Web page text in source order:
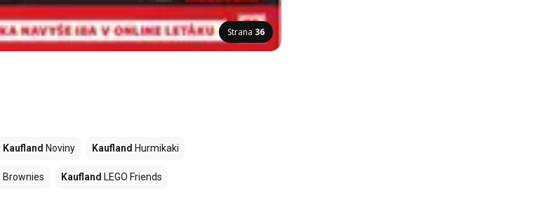
Strana 36
Kaufland Noviny Kaufland Hurmikaki
Brownies Kaufland LEGO Friends